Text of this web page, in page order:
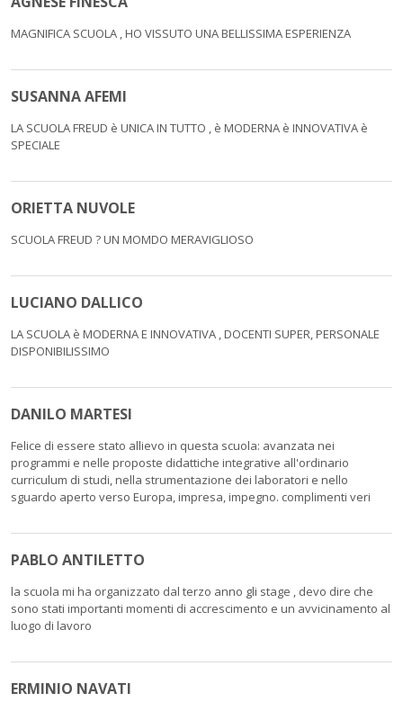
MAGNIFICA SCUOLA , HO VISSUTO UNA BELLISSIMA ESPERIENZA
SUSANNA AFEMI
LA SCUOLA FREUD è UNICA IN TUTTO , è MODERNA è INNOVATIVA è
SPECIALE
ORIETTA NUVOLE
SCUOLA FREUD ? UN MOMDO MERAVIGLIOSO
LUCIANO DALLICO
LA SCUOLA è MODERNA E INNOVATIVA , DOCENTI SUPER, PERSONALE
DISPONIBILISSIMO
DANILO MARTESI
Felice di essere stato allievo in questa scuola: avanzata nei
programmi e nelle proposte didattiche integrative all'ordinario
curriculum di studi, nella strumentazione dei laboratori e nello
sguardo aperto verso Europa, impresa, impegno. complimenti veri
PABLO ANTILETTO
la scuola mi ha organizzato dal terzo anno gli stage , devo dire che
sono stati importanti momenti di accrescimento e un avvicinamento al
luogo di lavoro
ERMINIO NAVATI